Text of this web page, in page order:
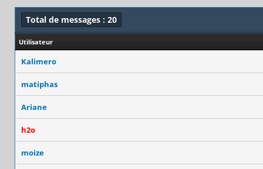
Total de messages : 20
Utilisateur
Kalimero
matiphas
Ariane
h2o
moize